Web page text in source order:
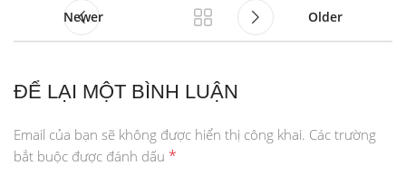
Newer Older
ĐỂ LẠI MỘT BÌNH LUẬN
Email của bạn sẽ không được hiển thị công khai. Các trường
bắt buộc được đánh dấu *